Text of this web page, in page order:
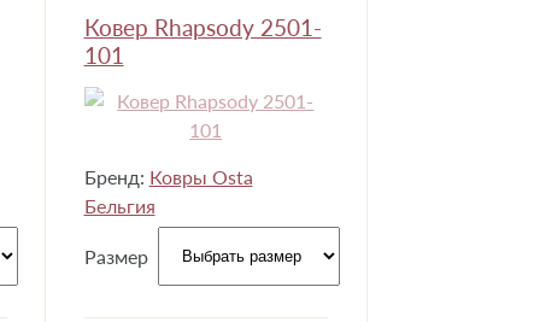
Ковер Rhapsody 2501-
101
Бренд: Ковры Osta
Бельгия
Размер